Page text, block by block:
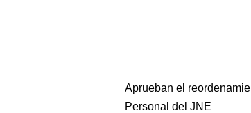
Aprueban el
Personal del JNE